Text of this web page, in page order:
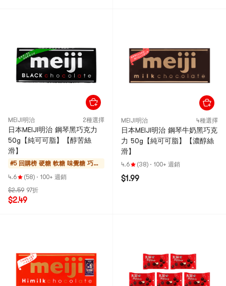
MEIJI明治 2種選擇
日本MEIJI明治 鋼琴黑巧克力
50g【純可可脂】【醇苦絲
滑】
#5 回購榜 硬糖 軟糖 味覺糖 巧克
力
4.6 (58) · 100+ 週銷
$2.59 97折
$2.49
MEIJI明治 4種選擇
日本MEIJI明治 鋼琴牛奶黑巧克
力 50g【純可可脂】【濃醇絲
滑】
4.6 (38) · 100+ 週銷
$1.99